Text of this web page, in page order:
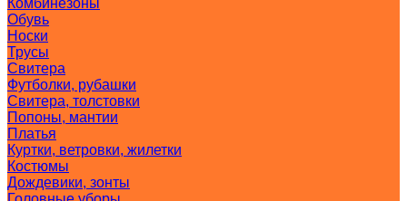
Комбинезоны
Обувь
Носки
Трусы
Свитера
Футболки, рубашки
Свитера, толстовки
Попоны, мантии
Платья
Куртки, ветровки, жилетки
Костюмы
Дождевики, зонты